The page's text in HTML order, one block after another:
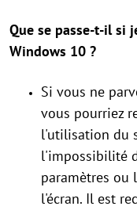
Que se passe-t-il si
Windows 10 ?
Si vous ne
vous pourriez
l'utilisation du
l'impossibilité
paramètres
l'écran. Il est